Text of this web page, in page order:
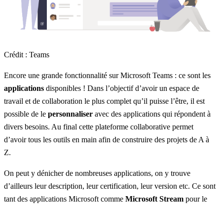
Crédit : Teams
Encore une grande fonctionnalité sur Microsoft Teams : ce sont les
applications disponibles ! Dans l’objectif d’avoir un espace de
travail et de collaboration le plus complet qu’il puisse l’être, il est
possible de le personnaliser avec des applications qui répondent à
divers besoins. Au final cette plateforme collaborative permet
d’avoir tous les outils en main afin de construire des projets de A à
Z.
On peut y dénicher de nombreuses applications, on y trouve
d’ailleurs leur description, leur certification, leur version etc. Ce sont
tant des applications Microsoft comme Microsoft Stream pour le